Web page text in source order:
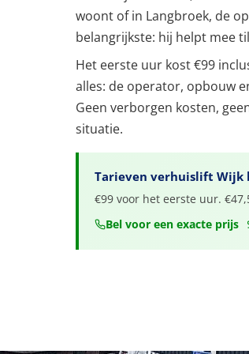
woont of in Langbroek, de
belangrijkste: hij helpt mee
Het eerste uur kost €99
alles: de operator, opbouw
Geen verborgen kosten,
situatie.
Tarieven verhuislift Wijk
€99 voor het eerste uur.
Bel voor een exacte prijs